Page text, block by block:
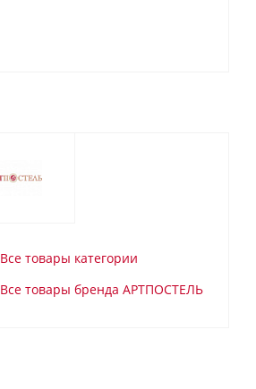
Все товары категории
Все товары бренда АРТПОСТЕЛЬ